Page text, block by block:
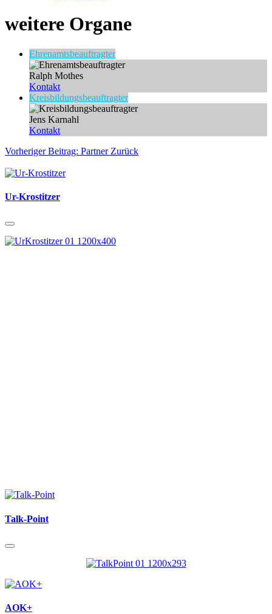
weitere Organe
Ehrenamtsbeauftragter
Ralph Mothes
Kontakt
Kreisbildungsbeauftragter
Jens Karnahl
Kontakt
Vorheriger Beitrag: Partner Zurück
Ur-Krostitzer
Talk-Point
AOK+